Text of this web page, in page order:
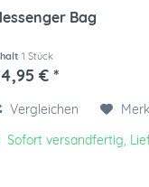
Bag
1 Stück
€ *
Vergleichen
Sofort versandfertig,